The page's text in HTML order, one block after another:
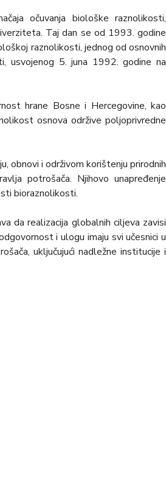
očuvanja biološke raznolikosti,
Taj dan se od 1993. godine
raznolikosti, jednog od osnovnih
usvojenog 5. juna 1992. godine na
hrane Bosne i Hercegovine, kao
osnova održive poljoprivredne
obnovi i održivom korištenju prirodnih
potrošača. Njihovo unapređenje
bioraznolikosti.
da realizacija globalnih ciljeva zavisi
i ulogu imaju svi učesnici u
uključujući nadležne institucije i